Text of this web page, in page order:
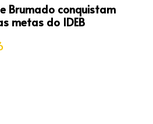
Brumado conquistam
metas do IDEB